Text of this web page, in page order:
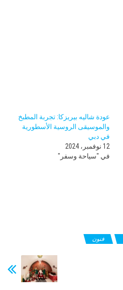
عودة شاليه بيريزكا: تجربة المطبخ
والموسيقى الروسية الأسطورية
في دبي
12 نوفمبر، 2024
في "سياحة وسفر"
فنون